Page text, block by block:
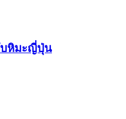
บหิมะญี่ปุ่น